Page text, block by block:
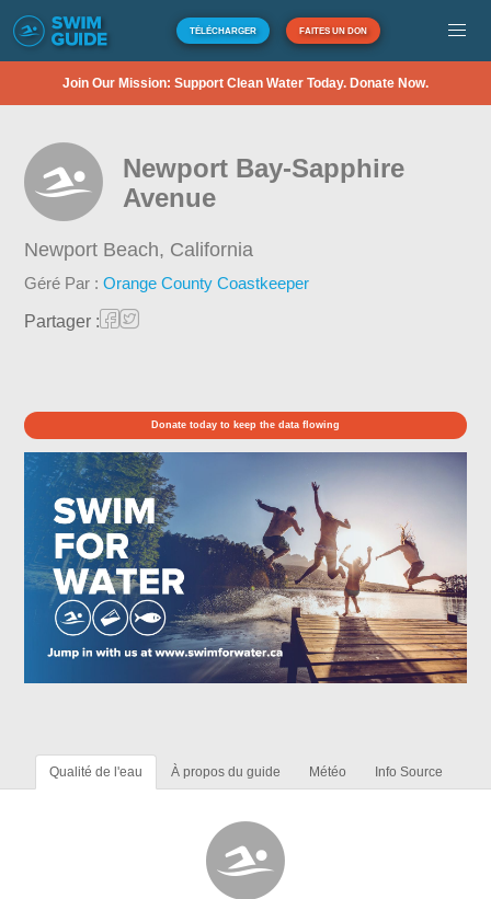
TÉLÉCHARGER FAITES UN DON
Join Our Mission: Support Clean Water Today. Donate Now.
Newport Bay-Sapphire
Avenue
Newport Beach, California
Géré Par :Orange County Coastkeeper
Partager :
Donate today to keep the data flowing
Qualité de l'eau À propos du guide Météo Info Source